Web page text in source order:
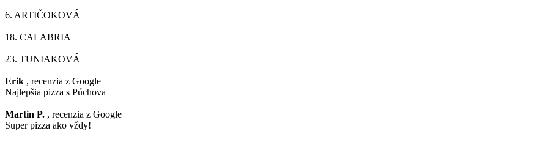
6. ARTIČOKOVÁ
18. CALABRIA
23. TUNIAKOVÁ
Erik , recenzia z Google
Najlepšia pizza s Púchova
Martin P. , recenzia z Google
Super pizza ako vždy!